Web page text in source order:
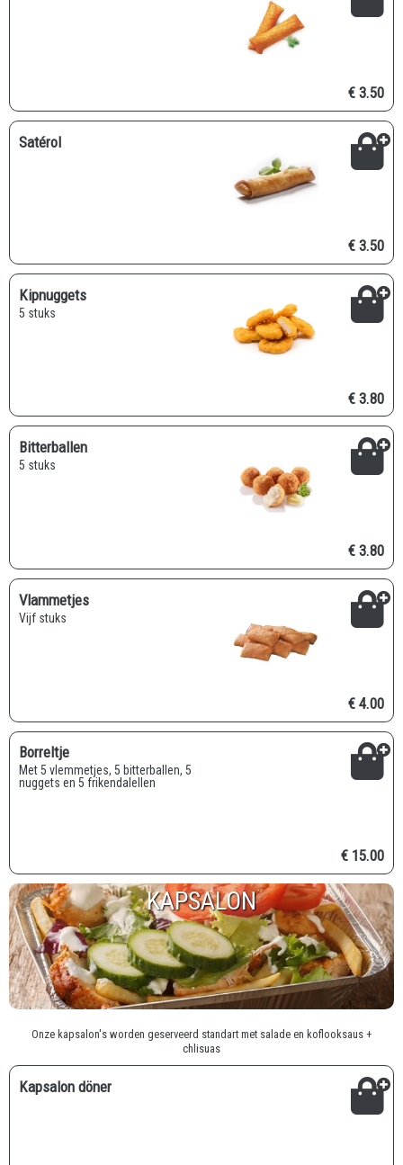
€ 3.50
Satérol
€ 3.50
Kipnuggets
5 stuks
€ 3.80
Bitterballen
5 stuks
€ 3.80
Vlammetjes
Vijf stuks
€ 4.00
Borreltje
met 5 vlemmetjes, 5 bitterballen, 5
nuggets en 5 frikendalellen
€ 15.00
KAPSALON
Onze kapsalon's worden geserveerd standart met salade en koflooksaus +
chlisuas
Kapsalon döner